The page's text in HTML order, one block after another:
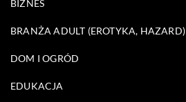
BIZNES
BRANŻA ADULT (EROTYKA, HAZARD)
DOM I OGRÓD
EDUKACJA